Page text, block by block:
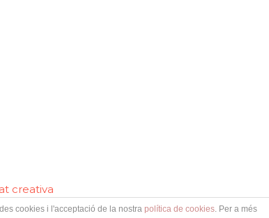
creativa
cookies i l'acceptació de la nostra política de cookies. Per a més